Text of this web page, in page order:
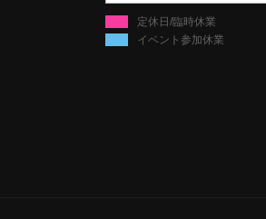
定休日/臨時休業
イベント参加休業